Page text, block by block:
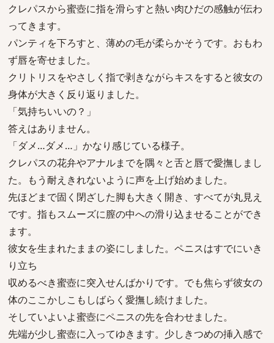
クレパスから蜜壺に指を滑らすと熱い肉ひだの感触が伝わ
ってきます。
パンティを下ろすと、薄めの毛が柔らかそうです。おもわ
ず唇を寄せました。
クリトリスをやさしく指で剥きながらキスをすると彼女の
身体が大きく反り返りました。
「気持ちいいの？」
答えはありません。
「ダメ…ダメ…」かなり感じている様子。
クレパスの花弁やアナルまでを隅々と舌と唇で愛撫しまし
た。もう耐えきれないように声を上げ始めました。
先ほどまで固く閉ざした脚も大きく開き、すべてが丸見え
です。指もスムーズに膣の中への滑り込ませることができ
ます。
彼女を生まれたままの姿にしました。ペニスはすでにいき
り立ち
収めるべき蜜壺に突入せんばかりです。でも焦らず彼女の
体のここかしこもしばらく愛撫し続けました。
そしていよいよ蜜壺にペニスの先を合わせました。
先端が少し蜜壺に入ってゆきます。少しきつめの挿入感で